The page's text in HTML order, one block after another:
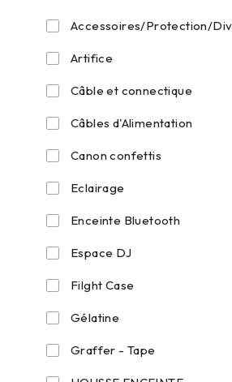
Accessoires/Protection/
Artifice
Câble et connectique
Câbles d'Alimentation
Canon confettis
Eclairage
Enceinte Bluetooth
Espace DJ
Filght Case
Gélatine
Graffer - Tape